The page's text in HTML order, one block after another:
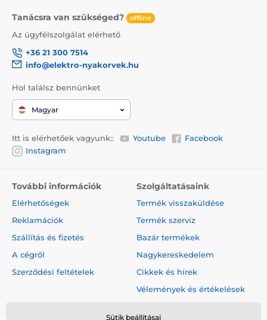
Vibrációs
Közepes testű kutyáknak
Nagytestű kutyáknak
Tanácsra van szükséged? offline
Az ügyfélszolgálat elérhető
+36 21 300 7514
info@elektro-nyakorvek.hu
Hol találsz bennünket
Magyar
Itt is elérhetőek vagyunk:: Youtube
Facebook
Instagram
További információk
Elérhetőségek
Reklamációk
Szállítás és fizetés
A cégről
Szerződési feltételek
Szolgáltatásaink
Termék visszaküldése
Termék szerviz
Bazár termékek
Nagykereskedelem
Cikkek és hírek
Vélemények és értékelések
Sütik beállításai